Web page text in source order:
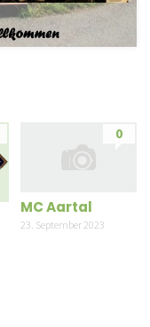
0
MC Aartal
23. September 2023